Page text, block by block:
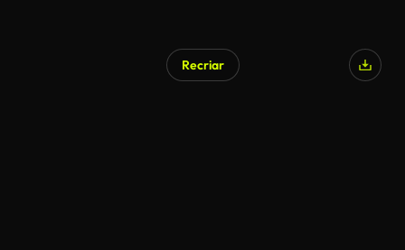
Recriar